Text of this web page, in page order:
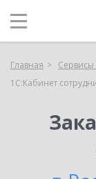
Главная
1С:Кабинет